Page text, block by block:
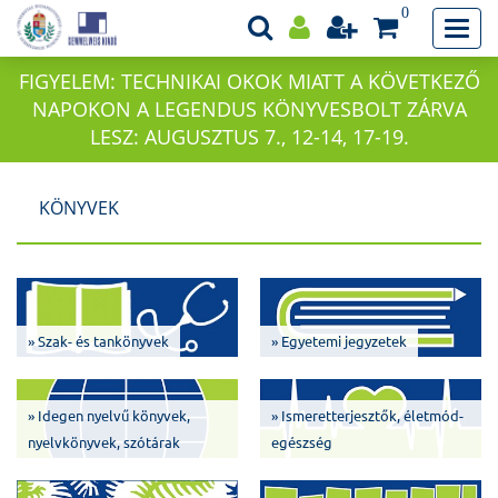
0
FIGYELEM: TECHNIKAI OKOK MIATT A KÖVETKEZŐ
NAPOKON A LEGENDUS KÖNYVESBOLT ZÁRVA
LESZ: AUGUSZTUS 7., 12-14, 17-19.
KÖNYVEK
» Szak- és tankönyvek » Egyetemi jegyzetek
» Idegen nyelvű könyvek,
nyelvkönyvek, szótárak
» Ismeretterjesztők, életmód-
egészség